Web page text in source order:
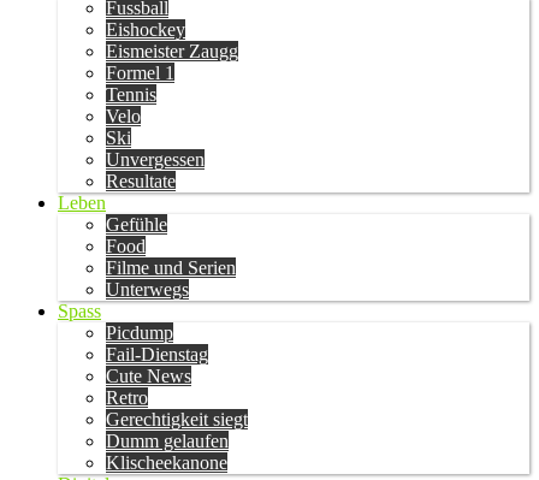
Fussball
Eishockey
Eismeister Zaugg
Formel 1
Tennis
Velo
Ski
Unvergessen
Resultate
Leben
Gefühle
Food
Filme und Serien
Unterwegs
Spass
Picdump
Fail-Dienstag
Cute News
Retro
Gerechtigkeit siegt
Dumm gelaufen
Klischeekanone